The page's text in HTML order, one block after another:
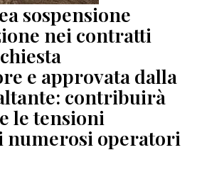
sospensione
nei contratti
e approvata dalla
contribuirà
le tensioni
numerosi operatori